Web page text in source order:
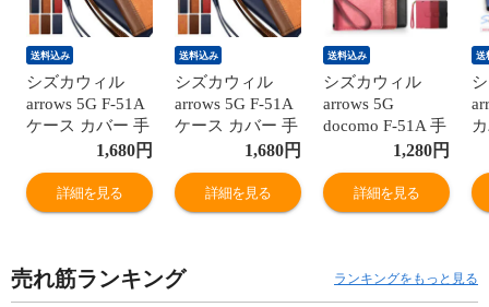
送料込み
シズカウィル
arrows 5G F-51A
ケース カバー 手
帳型 本革調 レザ
ーケース イエロ
ーブラウン×ブラ
ウン 1個入り
1,680円
詳細を見る
送料込み
シズカウィル
arrows 5G F-51A
ケース カバー 手
帳型 本革調 レザ
ーケース ボルド
ーレッド×ブラッ
ク 1個入り
1,680円
詳細を見る
送料込み
シズカウィル
arrows 5G
docomo F-51A 手
帳型 黒色 PUレ
ザー シンプル ブ
ラック ケース カ
バー ビンテージ
ローズ arrows5g
ドコモ f51a 手帳
1,280円
詳細を見る
送
売れ筋ランキング ランキングをもっと見る